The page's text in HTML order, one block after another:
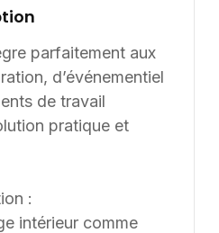
Elle peut être
selon les besoins.
: Dimensions /
0,272 m3. Supply8
de la restauration, de
et des environnements
d’aménagement, en
sur mesure, notamment en
finitions et de coloris, selon
parfaitement aux
d’événementiel
de travail
pratique et
:
intérieur comme